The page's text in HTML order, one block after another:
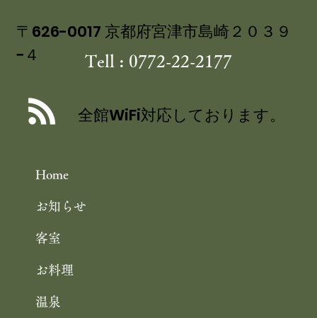
ルク 飯尾醸造 富士酢プレミアム使用
Home
お知らせ
客室
お料理
温泉
〒626-0017 京都府宮津市島崎２０３９
−４
Tell : 0772-22-2177
全館WiFi対応しております。